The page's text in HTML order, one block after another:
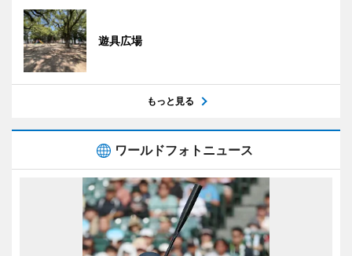
遊具広場
もっと見る
ワールドフォトニュース